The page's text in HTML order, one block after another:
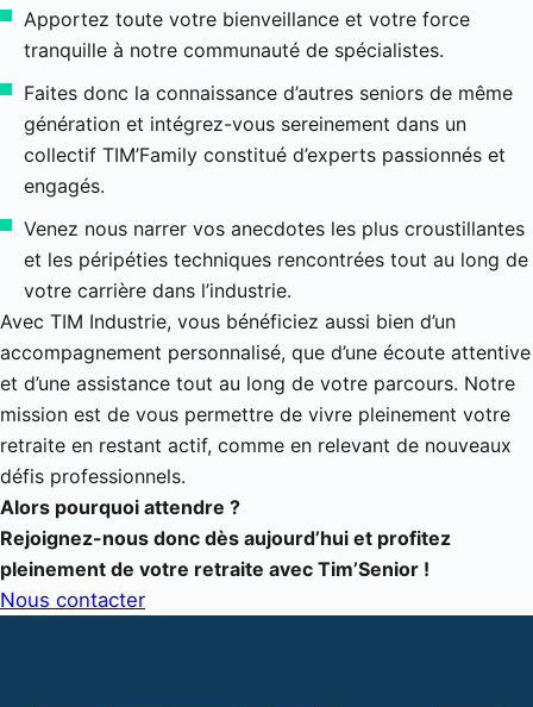
Apportez toute votre bienveillance et votre force
tranquille à notre communauté de spécialistes.
Faites donc la connaissance d’autres seniors de même
génération et intégrez-vous sereinement dans un
collectif TIM’Family constitué d’experts passionnés et
engagés.
Venez nous narrer vos anecdotes les plus croustillantes
et les péripéties techniques rencontrées tout au long de
votre carrière dans l’industrie.
Avec TIM Industrie, vous bénéficiez aussi bien d’un
accompagnement personnalisé, que d’une écoute attentive
et d’une assistance tout au long de votre parcours. Notre
mission est de vous permettre de vivre pleinement votre
retraite en restant actif, comme en relevant de nouveaux
défis professionnels.
Alors pourquoi attendre ?
Rejoignez-nous donc dès aujourd’hui et profitez
pleinement de votre retraite avec Tim’Senior !
Nous contacter